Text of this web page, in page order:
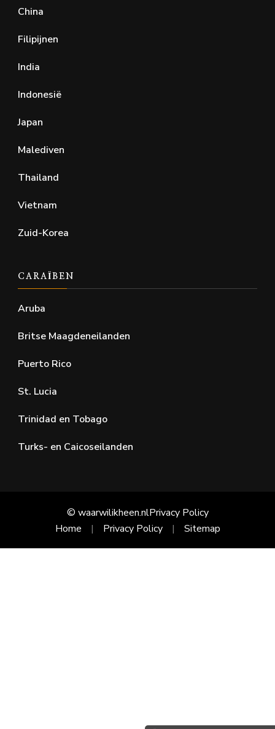
China
Filipijnen
India
Indonesië
Japan
Malediven
Thailand
Vietnam
Zuid-Korea
CARAÏBEN
Aruba
Britse Maagdeneilanden
Puerto Rico
St. Lucia
Trinidad en Tobago
Turks- en Caicoseilanden
© waarwilikheen.nlPrivacy Policy
Home
Privacy Policy Sitemap